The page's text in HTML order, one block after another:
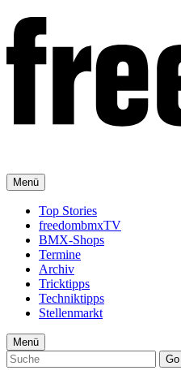
Menü
Top Stories
freedombmxTV
BMX-Shops
Termine
Archiv
Tricktipps
Techniktipps
Stellenmarkt
Menü
Go